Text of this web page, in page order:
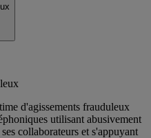
d'agissements frauduleux
utilisant abusivement
collaborateurs et s'appuyant